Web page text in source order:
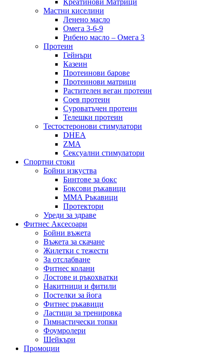
Мастни киселини
Ленено масло
Омега 3-6-9
Рибено масло – Омега 3
Протеин
Гейнъри
Казеин
Протеинови барове
Протеинови матрици
Растителен веган протеин
Соев протеин
Суроватъчен протеин
Телешки протеин
Тестостеронови стимулатори
DHEA
ZMA
Сексуални стимулатори
Спортни стоки
Бойни изкуства
Бинтове за бокс
Боксови ръкавици
ММА Ръкавици
Протектори
Уреди за здраве
Фитнес Аксесоари
Бойни въжета
Въжета за скачане
Жилетки с тежести
За отслабване
Фитнес колани
Лостове и ръкохватки
Накитници и фитили
Постелки за йога
Фитнес ръкавици
Ластици за тренировка
Гимнастически топки
Фоумролери
Шейкъри
Промоции